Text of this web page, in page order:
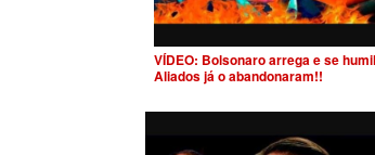
VÍDEO: Bolsonaro arrega e se
Aliados já o abandonaram!!